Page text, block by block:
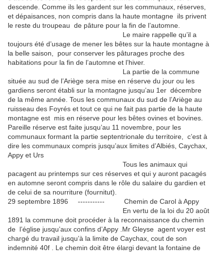
descende. Comme ils les gardent sur les communaux, réserves,
et dépaisances, non compris dans la haute montagne ils privent
le reste du troupeau de pâture pour la fin de l’automne.
Le maire rappelle qu’il a
toujours été d’usage de mener les bêtes sur la haute montagne à
la belle saison, pour conserver les pâturages proche des
habitations pour la fin de l’automne et l’hiver.
La partie de la commune
située au sud de l’Ariège sera mise en réserve du jour ou les
gardiens seront établi sur la montagne jusqu’au 1er décembre
de la même année. Tous les communaux du sud de l’Ariège au
ruisseau des Foyrés et tout ce qui ne fait pas partie de la haute
montagne est mis en réserve pour les bêtes ovines et bovines.
Pareille réserve est faite jusqu’au 11 novembre, pour les
communaux formant la partie septentrionale du territoire, c’est à
dire les communaux compris jusqu’aux limites d’Albiés, Caychax,
Appy et Urs
Tous les animaux qui
pacagent au printemps sur ces réserves et qui y auront pacagés
en automne seront compris dans le rôle du salaire du gardien et
de celui de sa nourriture (fournitut).
29 septembre 1896 ----------- Chemin de Carol à Appy
En vertu de la loi du 20 août
1891 la commune doit procéder à la reconnaissance du chemin
de l’église jusqu’aux confins d’Appy .Mr Gleyse agent voyer est
chargé du travail jusqu’à la limite de Caychax, cout de son
indemnité 40f . Le chemin doit être élargi devant la fontaine de